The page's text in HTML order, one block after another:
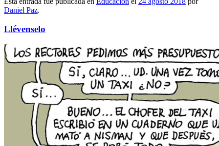
Daniel Paz.
Llévenselo